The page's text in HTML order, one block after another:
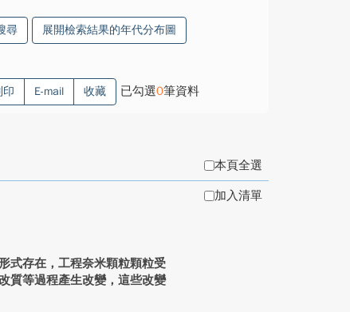
尋 展開檢索結果的年代分布圖
印 E-mail 收藏 已勾選0筆資料
本頁全選
式存在，工程奈米顆粒顆粒受
質等過程產生改變，這些改變
加入清單